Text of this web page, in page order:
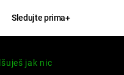
Sledujte prima+
jak nic